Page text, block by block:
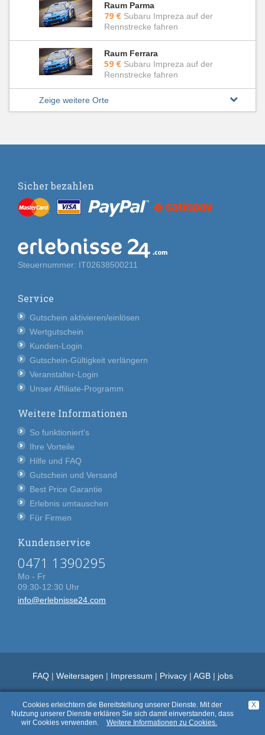
Raum Parma
79 € Subaru Impreza auf der
Rennstrecke fahren
Raum Ferrara
59 € Subaru Impreza auf der
Rennstrecke fahren
Zeige weitere Orte
Sicher bezahlen
Steuernummer: IT02638500211
Service
Gutschein aktivieren/einlösen
Wertgutschein
Kunden-Login
Gutschein-Gültigkeit verlängern
Veranstalter-Login
Unser Affiliate-Programm
Weitere Informationen
So funktioniert's
Ihre Vorteile
Hilfe und FAQ
Gutschein und Versand
Best Price Garantie
Erlebnis umtauschen
Für Firmen
Kundenservice
0471 1390295
Mo - Fr
09:30-12:30 Uhr
info@erlebnisse24.com
FAQ| Weitersagen | Impressum | Privacy| AGB| jobs
X
Cookies erleichtern die Bereitstellung unserer Dienste. Mit der
Nutzung unserer Dienste erklären Sie sich damit einverstanden, dass
wir Cookies verwenden.
Weitere Informationen zu Cookies.